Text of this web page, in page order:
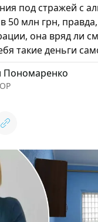
под стражей с
50 млн грн,
она вряд ли
такие деньги
Пономаренко